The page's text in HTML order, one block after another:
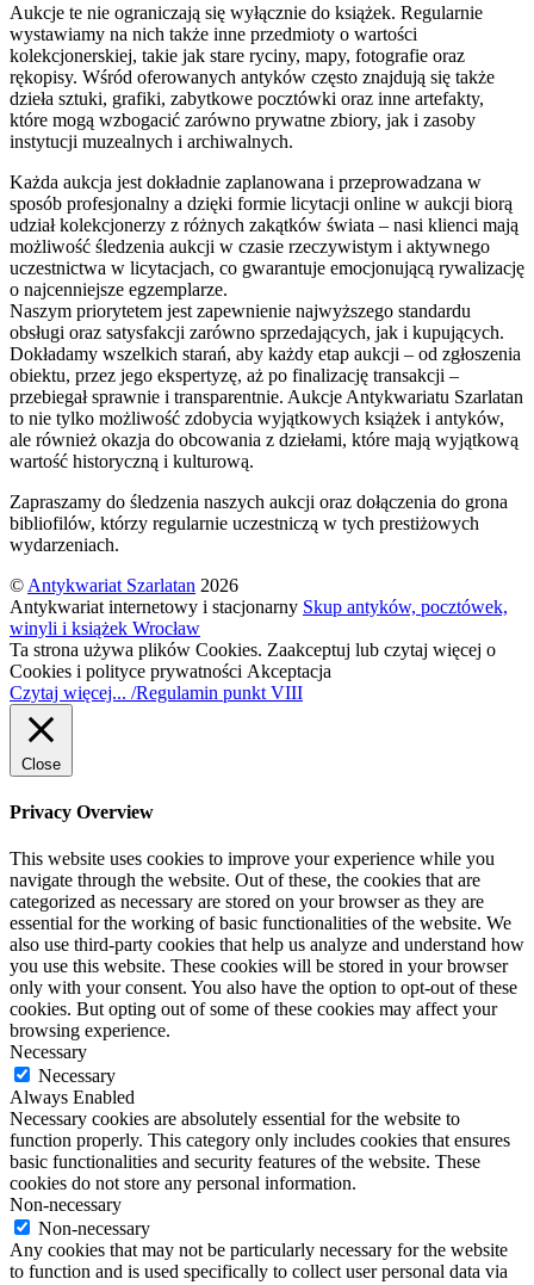
Aukcje te nie ograniczają się wyłącznie do książek. Regularnie
wystawiamy na nich także inne przedmioty o wartości
kolekcjonerskiej, takie jak stare ryciny, mapy, fotografie oraz
rękopisy. Wśród oferowanych antyków często znajdują się także
dzieła sztuki, grafiki, zabytkowe pocztówki oraz inne artefakty,
które mogą wzbogacić zarówno prywatne zbiory, jak i zasoby
instytucji muzealnych i archiwalnych.
Każda aukcja jest dokładnie zaplanowana i przeprowadzana w
sposób profesjonalny a dzięki formie licytacji online w aukcji biorą
udział kolekcjonerzy z różnych zakątków świata – nasi klienci mają
możliwość śledzenia aukcji w czasie rzeczywistym i aktywnego
uczestnictwa w licytacjach, co gwarantuje emocjonującą rywalizację
o najcenniejsze egzemplarze.
Naszym priorytetem jest zapewnienie najwyższego standardu
obsługi oraz satysfakcji zarówno sprzedających, jak i kupujących.
Dokładamy wszelkich starań, aby każdy etap aukcji – od zgłoszenia
obiektu, przez jego ekspertyzę, aż po finalizację transakcji –
przebiegał sprawnie i transparentnie. Aukcje Antykwariatu Szarlatan
to nie tylko możliwość zdobycia wyjątkowych książek i antyków,
ale również okazja do obcowania z dziełami, które mają wyjątkową
wartość historyczną i kulturową.
Zapraszamy do śledzenia naszych aukcji oraz dołączenia do grona
bibliofilów, którzy regularnie uczestniczą w tych prestiżowych
wydarzeniach.
© Antykwariat Szarlatan 2026
Antykwariat internetowy i stacjonarny Skup antyków, pocztówek,
winyli i książek Wrocław
Ta strona używa plików Cookies. Zaakceptuj lub czytaj więcej o
Cookies i polityce prywatności Akceptacja
Czytaj więcej... /Regulamin punkt VIII
Close
Privacy Overview
This website uses cookies to improve your experience while you
navigate through the website. Out of these, the cookies that are
categorized as necessary are stored on your browser as they are
essential for the working of basic functionalities of the website. We
also use third-party cookies that help us analyze and understand how
you use this website. These cookies will be stored in your browser
only with your consent. You also have the option to opt-out of these
cookies. But opting out of some of these cookies may affect your
browsing experience.
Necessary
Necessary
Always Enabled
Necessary cookies are absolutely essential for the website to
function properly. This category only includes cookies that ensures
basic functionalities and security features of the website. These
cookies do not store any personal information.
Non-necessary
Non-necessary
Any cookies that may not be particularly necessary for the website
to function and is used specifically to collect user personal data via